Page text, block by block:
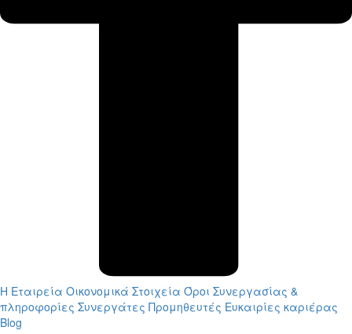
Η Εταιρεία Οικονομικά Στοιχεία Όροι Συνεργασίας &
πληροφορίες Συνεργάτες Προμηθευτές Ευκαιρίες καριέρας
Blog